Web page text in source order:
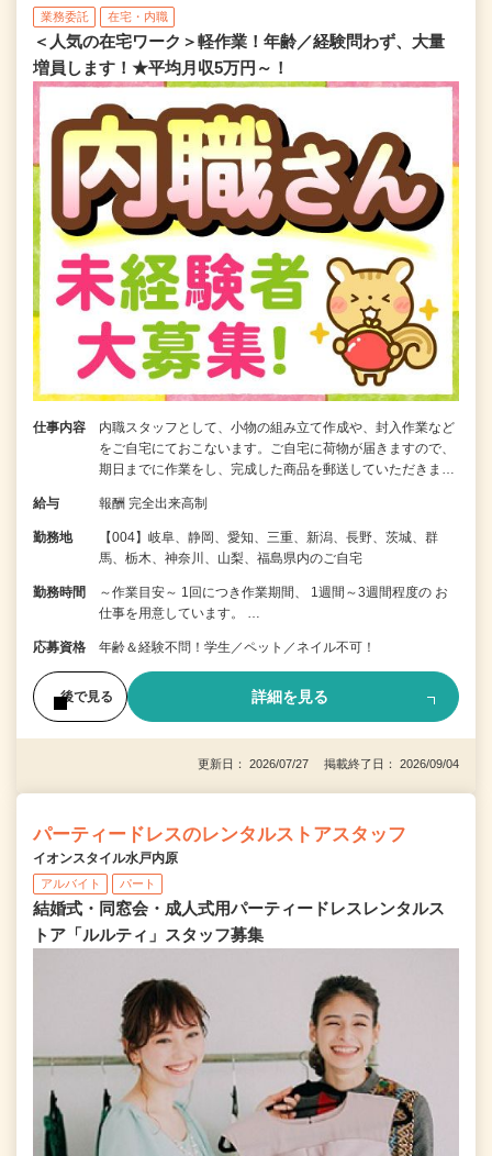
業務委託 在宅・内職
＜人気の在宅ワーク＞軽作業！年齢／経験問わず、大量
増員します！★平均月収5万円～！
仕事内容
内職スタッフとして、小物の組み立て作成や、封入作業など
をご自宅にておこないます。ご自宅に荷物が届きますので、
期日までに作業をし、完成した商品を郵送していただきま…
給与 報酬 完全出来高制
勤務地
【004】岐阜、静岡、愛知、三重、新潟、長野、茨城、群
馬、栃木、神奈川、山梨、福島県内のご自宅
勤務時間
～作業目安～ 1回につき作業期間、 1週間～3週間程度の お
仕事を用意しています。 …
応募資格 年齢＆経験不問！学生／ペット／ネイル不可！
後で見る 詳細を見る
更新日： 2026/07/27 掲載終了日： 2026/09/04
パーティードレスのレンタルストアスタッフ
イオンスタイル水戸内原
アルバイト パート
結婚式・同窓会・成人式用パーティードレスレンタルス
トア「ルルティ」スタッフ募集